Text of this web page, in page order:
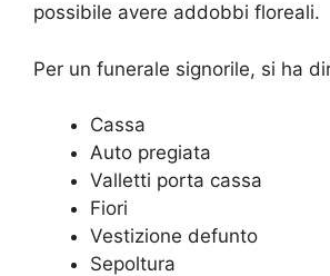
possibile avere addobbi floreali.
Per un funerale signorile, si ha
Cassa
Auto pregiata
Valletti porta cassa
Fiori
Vestizione defunto
Sepoltura